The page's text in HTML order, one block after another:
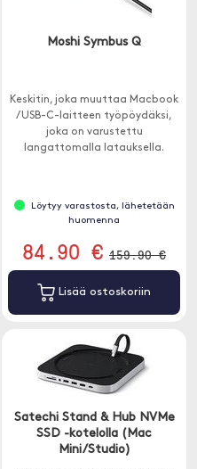
Moshi Symbus Q
Keskitin, joka muuttaa Macbook
/ USB-C-laitteen työpöydäksi,
joka on varustettu
langattomalla latauksella.
Löytyy varastosta, lähetetään
huomenna
84.90 € 159.90 €
Lisää ostoskoriin
Satechi Stand & Hub NVMe
SSD -kotelolla (Mac
Mini/Studio)